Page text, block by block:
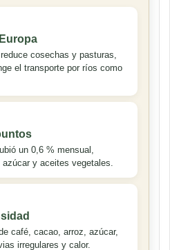
cosechas y pasturas,
el transporte por ríos como
un 0,6 % mensual,
y aceites vegetales.
café, cacao, arroz, azúcar,
irregulares y calor.